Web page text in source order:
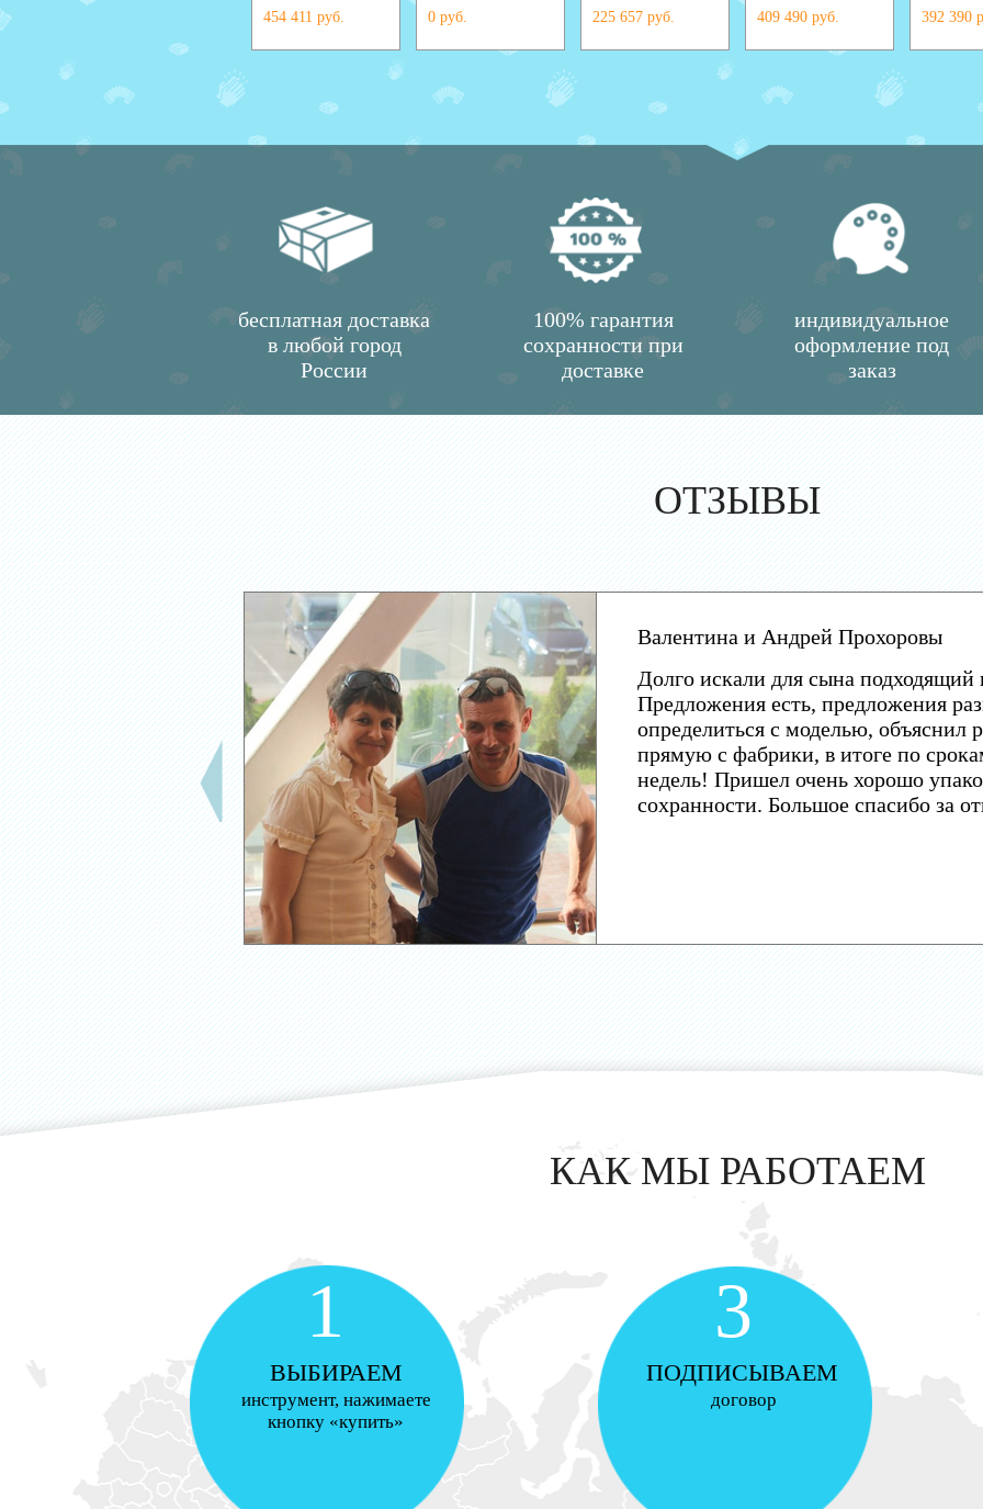
454 411 руб.
0 руб.
225 657 руб. 409 490 руб. 392 390
бесплатная доставка
в любой город
России
100% гарантия
сохранности при
доставке
индивидуальное
оформление под
заказ
ОТЗЫВЫ
Валентина и Андрей Прохоровы
Долго искали для сына подходящий
Предложения есть, предложения
определиться с моделью, объяснил
прямую с фабрики, в итоге по
недель! Пришел очень хорошо
сохранности. Большое спасибо за
КАК МЫ РАБОТАЕМ
1
ВЫБИРАЕМ
инструмент, нажимаете
кнопку «купить»
3
ПОДПИСЫВАЕМ
договор